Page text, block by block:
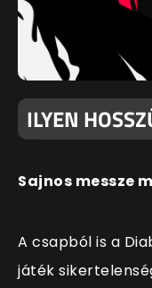
ILYEN
Sajnos messze
A csapból is a
játék